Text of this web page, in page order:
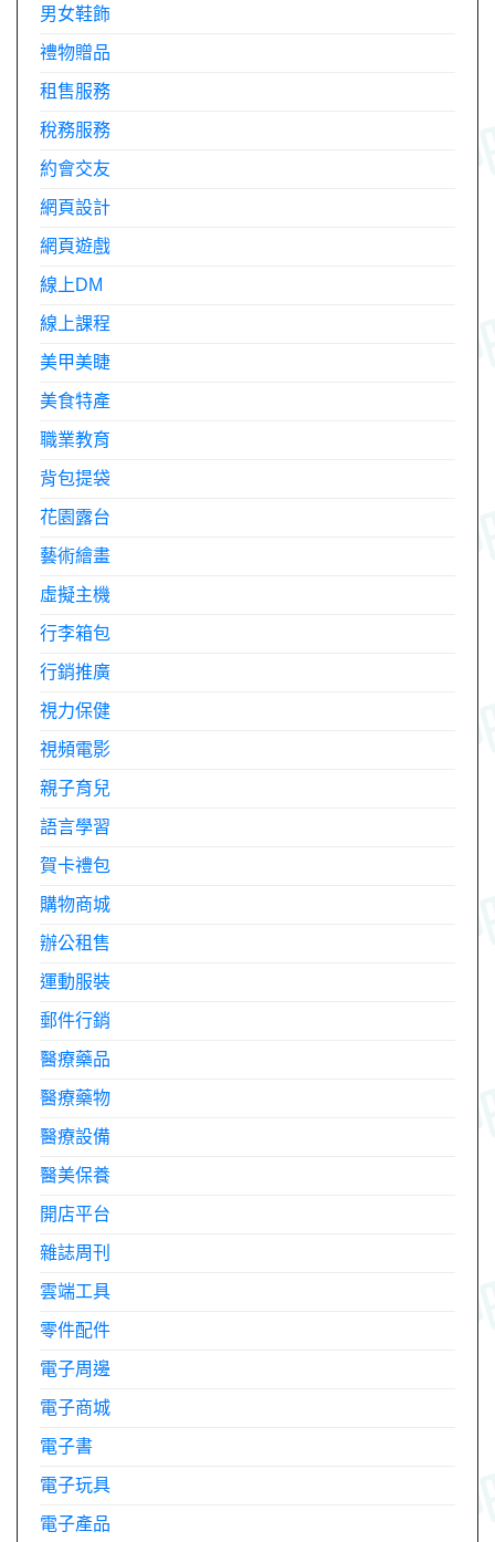
男女鞋飾
禮物贈品
租售服務
稅務服務
約會交友
網頁設計
網頁遊戲
線上DM
線上課程
美甲美睫
美食特產
職業教育
背包提袋
花園露台
藝術繪畫
虛擬主機
行李箱包
行銷推廣
視力保健
視頻電影
親子育兒
語言學習
賀卡禮包
購物商城
辦公租售
運動服裝
郵件行銷
醫療藥品
醫療藥物
醫療設備
醫美保養
開店平台
雜誌周刊
雲端工具
零件配件
電子周邊
電子商城
電子書
電子玩具
電子產品